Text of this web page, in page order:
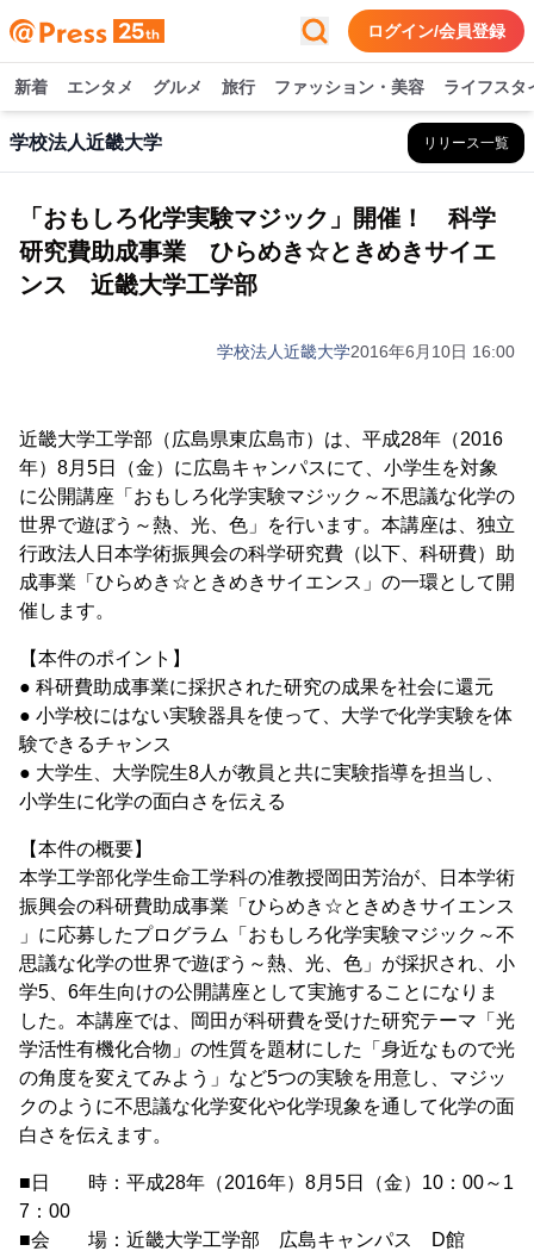
ログイン/会員登録
新着 エンタメ グルメ 旅行 ファッション・美容 ライフスタ
学校法人近畿大学 リリース一覧
「おもしろ化学実験マジック」開催！ 科学
研究費助成事業 ひらめき☆ときめきサイエ
ンス 近畿大学工学部
学校法人近畿大学2016年6月10日 16:00
近畿大学工学部（広島県東広島市）は、平成28年（2016
年）8月5日（金）に広島キャンパスにて、小学生を対象
に公開講座「おもしろ化学実験マジック～不思議な化学の
世界で遊ぼう～熱、光、色」を行います。本講座は、独立
行政法人日本学術振興会の科学研究費（以下、科研費）助
成事業「ひらめき☆ときめきサイエンス」の一環として開
催します。
【本件のポイント】
● 科研費助成事業に採択された研究の成果を社会に還元
● 小学校にはない実験器具を使って、大学で化学実験を体
験できるチャンス
● 大学生、大学院生8人が教員と共に実験指導を担当し、
小学生に化学の面白さを伝える
【本件の概要】
本学工学部化学生命工学科の准教授岡田芳治が、日本学術
振興会の科研費助成事業「ひらめき☆ときめきサイエンス
」に応募したプログラム「おもしろ化学実験マジック～不
思議な化学の世界で遊ぼう～熱、光、色」が採択され、小
学5、6年生向けの公開講座として実施することになりま
した。本講座では、岡田が科研費を受けた研究テーマ「光
学活性有機化合物」の性質を題材にした「身近なもので光
の角度を変えてみよう」など5つの実験を用意し、マジッ
クのように不思議な化学変化や化学現象を通して化学の面
白さを伝えます。
■日 時：平成28年（2016年）8月5日（金）10：00～1
7：00
■会 場：近畿大学工学部 広島キャンパス D館